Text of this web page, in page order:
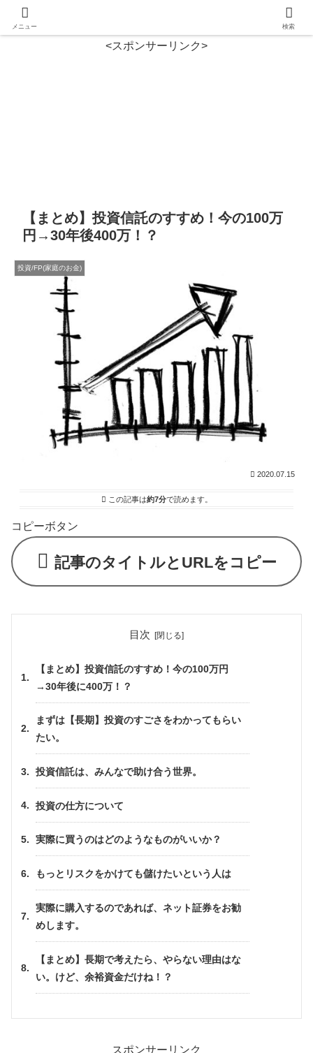
<スポンサーリンク>
【まとめ】投資信託のすすめ！今の100万
円→30年後400万！？
投資/FP(家庭のお金)
2020.07.15
この記事は約7分で読めます。
コピーボタン
記事のタイトルとURLをコピー
目次
【まとめ】投資信託のすすめ！今の100万円
→30年後に400万！？
まずは【長期】投資のすごさをわかってもらい
たい。
投資信託は、みんなで助け合う世界。
投資の仕方について
実際に買うのはどのようなものがいいか？
もっとリスクをかけても儲けたいという人は
実際に購入するのであれば、ネット証券をお勧
めします。
【まとめ】長期で考えたら、やらない理由はな
い。けど、余裕資金だけね！？
スポンサーリンク
メニュー 検索